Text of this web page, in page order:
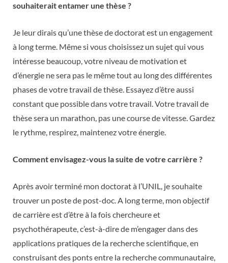
souhaiterait entamer une thèse ?
Je leur dirais qu’une thèse de doctorat est un engagement
à long terme. Même si vous choisissez un sujet qui vous
intéresse beaucoup, votre niveau de motivation et
d’énergie ne sera pas le même tout au long des différentes
phases de votre travail de thèse. Essayez d’être aussi
constant que possible dans votre travail. Votre travail de
thèse sera un marathon, pas une course de vitesse. Gardez
le rythme, respirez, maintenez votre énergie.
Comment envisagez-vous la suite de votre carrière ?
Après avoir terminé mon doctorat à l’UNIL, je souhaite
trouver un poste de post-doc. A long terme, mon objectif
de carrière est d’être à la fois chercheure et
psychothérapeute, c’est-à-dire de m’engager dans des
applications pratiques de la recherche scientifique, en
construisant des ponts entre la recherche communautaire,